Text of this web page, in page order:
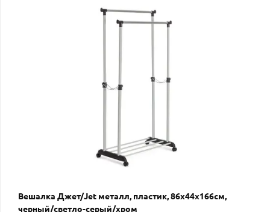
Вешалка Джет/Jet металл, пластик, 86х44х166см,
черный/светло-серый/хром